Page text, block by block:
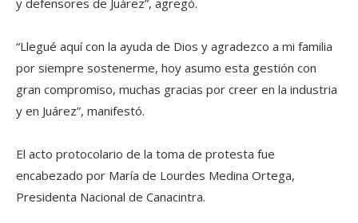
“Llegué aquí con la ayuda de Dios y agradezco a mi familia
por siempre sostenerme, hoy asumo esta gestión con
gran compromiso, muchas gracias por creer en la industria
y en Juárez”, manifestó.
El acto protocolario de la toma de protesta fue
encabezado por María de Lourdes Medina Ortega,
Presidenta Nacional de Canacintra.